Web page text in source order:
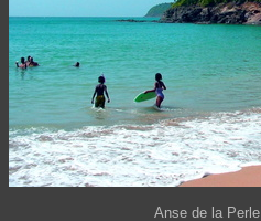
Anse de la